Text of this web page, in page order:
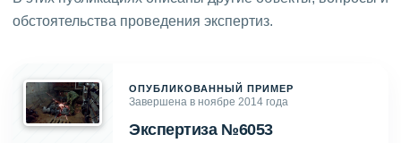
обстоятельства проведения экспертиз.
ОПУБЛИКОВАННЫЙ ПРИМЕР
Завершена в ноябре 2014 года
Экспертиза №6053